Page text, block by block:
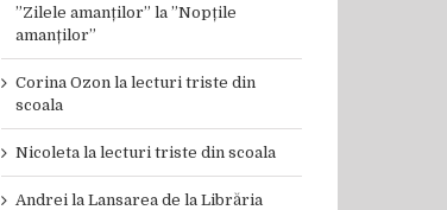
”Zilele amanților” la ”Nopțile
amanților”
Corina Ozon la lecturi triste din
scoala
Nicoleta la lecturi triste din scoala
Andrei la Lansarea de la Librăria